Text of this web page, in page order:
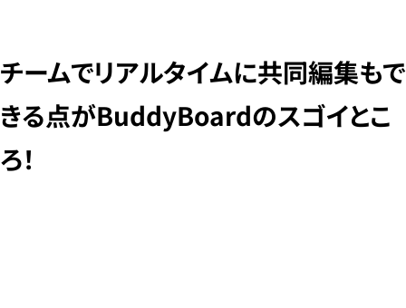
チームでリアルタイムに共同編集もで
きる点がBuddyBoardのスゴイとこ
ろ！